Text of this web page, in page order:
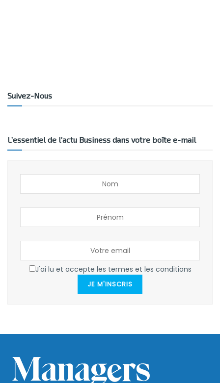
Suivez-Nous
L’essentiel de l’actu Business dans votre boîte e-mail
J'ai lu et accepte les termes et les conditions
JE M'INSCRIS